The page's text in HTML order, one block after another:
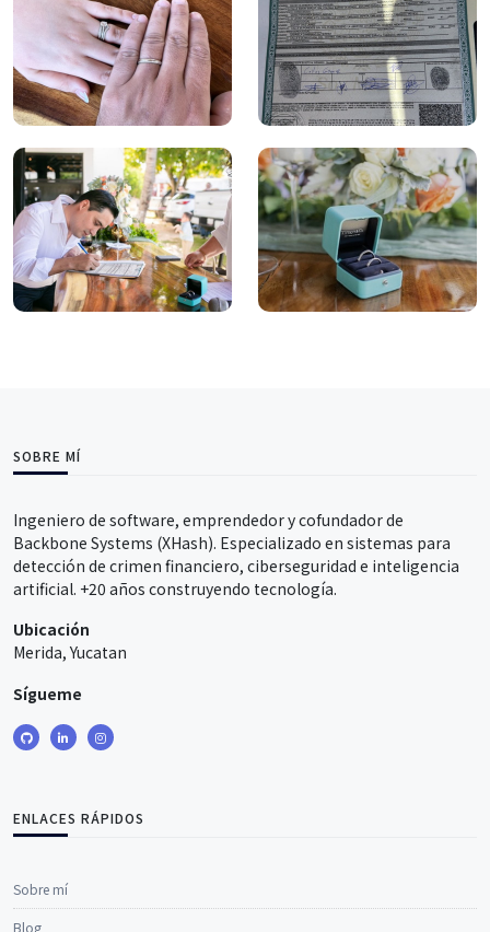
SOBRE MÍ
Ingeniero de software, emprendedor y cofundador de
Backbone Systems (XHash). Especializado en sistemas para
detección de crimen financiero, ciberseguridad e inteligencia
artificial. +20 años construyendo tecnología.
Ubicación
Merida, Yucatan
Sígueme
ENLACES RÁPIDOS
Sobre mí
Blog